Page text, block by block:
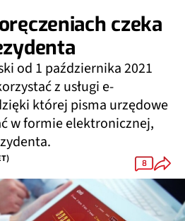
czeka
od 1 października 2021
z usługi e-
której pisma urzędowe
w formie elektronicznej,
8